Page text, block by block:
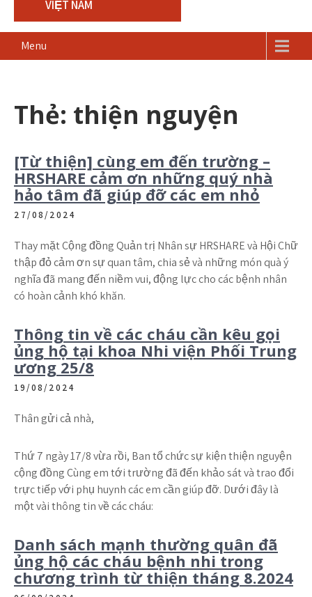
VIỆT NAM
Menu
Thẻ: thiện nguyện
[Từ thiện] cùng em đến trường –
HRSHARE cảm ơn những quý nhà
hảo tâm đã giúp đỡ các em nhỏ
27/08/2024
Thay mặt Cộng đồng Quản trị Nhân sự HRSHARE và Hội Chữ
thập đỏ cảm ơn sự quan tâm, chia sẻ và những món quà ý
nghĩa đã mang đến niềm vui, động lực cho các bệnh nhân
có hoàn cảnh khó khăn.
Thông tin về các cháu cần kêu gọi
ủng hộ tại khoa Nhi viện Phối Trung
ương 25/8
19/08/2024
Thân gửi cả nhà,
Thứ 7 ngày 17/8 vừa rồi, Ban tổ chức sự kiện thiện nguyện
cộng đồng Cùng em tới trường đã đến khảo sát và trao đổi
trực tiếp với phụ huynh các em cần giúp đỡ. Dưới đây là
một vài thông tin về các cháu:
Danh sách mạnh thường quân đã
ủng hộ các cháu bệnh nhi trong
chương trình từ thiện tháng 8.2024